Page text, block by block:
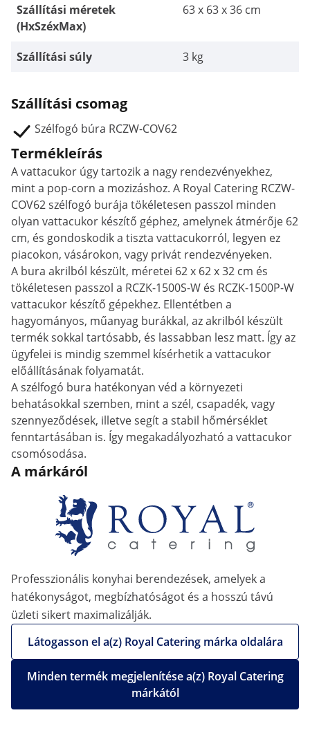
Szállítási méretek
(HxSzéxMax)
63 x 63 x 36 cm
Szállítási súly 3 kg
Szállítási csomag
Szélfogó búra RCZW-COV62
Termékleírás
A vattacukor úgy tartozik a nagy rendezvényekhez,
mint a pop-corn a mozizáshoz. A Royal Catering RCZW-
COV62 szélfogó burája tökéletesen passzol minden
olyan vattacukor készítő géphez, amelynek átmérője 62
cm, és gondoskodik a tiszta vattacukorról, legyen ez
piacokon, vásárokon, vagy privát rendezvényeken.
A bura akrilból készült, méretei 62 x 62 x 32 cm és
tökéletesen passzol a RCZK-1500S-W és RCZK-1500P-W
vattacukor készítő gépekhez. Ellentétben a
hagyományos, műanyag burákkal, az akrilból készült
termék sokkal tartósabb, és lassabban lesz matt. Így az
ügyfelei is mindig szemmel kísérhetik a vattacukor
előállításának folyamatát.
A szélfogó bura hatékonyan véd a környezeti
behatásokkal szemben, mint a szél, csapadék, vagy
szennyeződések, illetve segít a stabil hőmérséklet
fenntartásában is. Így megakadályozható a vattacukor
csomósodása.
A márkáról
Professzionális konyhai berendezések, amelyek a
hatékonyságot, megbízhatóságot és a hosszú távú
üzleti sikert maximalizálják.
Látogasson el a(z) Royal Catering márka oldalára
Minden termék megjelenítése a(z) Royal Catering
márkától